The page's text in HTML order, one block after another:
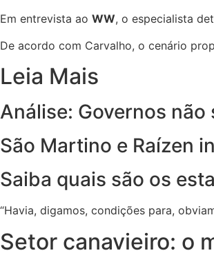
Em entrevista ao WW, o especialista
De acordo com Carvalho, o cenário
Leia Mais
Análise: Governos
São Martino e Raízen
Saiba quais são os
“Havia, digamos, condições para,
Setor canavieiro: o